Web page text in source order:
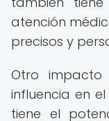
atención
precisos y
Otro
influencia en
tiene el